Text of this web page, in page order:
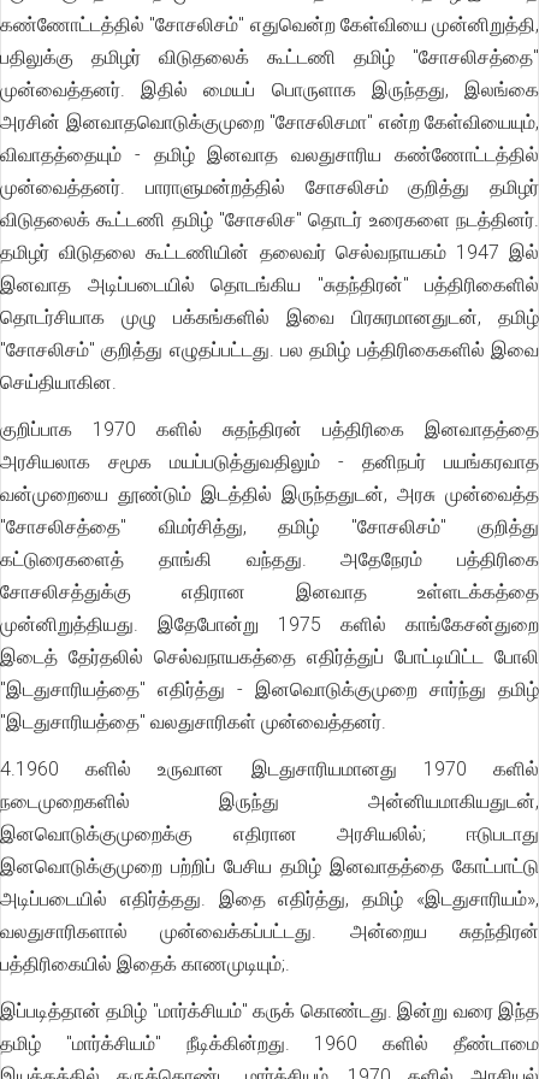
கண்ணோட்டத்தில் "சோசலிசம்" எதுவென்ற கேள்வியை முன்னிறுத்தி,
பதிலுக்கு தமிழர் விடுதலைக் கூட்டணி தமிழ் "சோசலிசத்தை"
முன்வைத்தனர். இதில் மையப் பொருளாக இருந்தது, இலங்கை
அரசின் இனவாதவொடுக்குமுறை "சோசலிசமா" என்ற கேள்வியையும்,
விவாதத்தையும் - தமிழ் இனவாத வலதுசாரிய கண்ணோட்டத்தில்
முன்வைத்தனர். பாராளுமன்றத்தில் சோசலிசம் குறித்து தமிழர்
விடுதலைக் கூட்டணி தமிழ் "சோசலிச" தொடர் உரைகளை நடத்தினர்.
தமிழர் விடுதலை கூட்டணியின் தலைவர் செல்வநாயகம் 1947 இல்
இனவாத அடிப்படையில் தொடங்கிய "சுதந்திரன்" பத்திரிகைளில்
தொடர்சியாக முழு பக்கங்களில் இவை பிரசுரமானதுடன், தமிழ்
"சோசலிசம்" குறித்து எழுதப்பட்டது. பல தமிழ் பத்திரிகைகளில் இவை
செய்தியாகின.
குறிப்பாக 1970 களில் சுதந்திரன் பத்திரிகை இனவாதத்தை
அரசியலாக சமூக மயப்படுத்துவதிலும் - தனிநபர் பயங்கரவாத
வன்முறையை தூண்டும் இடத்தில் இருந்ததுடன், அரசு முன்வைத்த
"சோசலிசத்தை" விமர்சித்து, தமிழ் "சோசலிசம்" குறித்து
கட்டுரைகளைத் தாங்கி வந்தது. அதேநேரம் பத்திரிகை
சோசலிசத்துக்கு எதிரான இனவாத உள்ளடக்கத்தை
முன்னிறுத்தியது. இதேபோன்று 1975 களில் காங்கேசன்துறை
இடைத் தேர்தலில் செல்வநாயகத்தை எதிர்த்துப் போட்டியிட்ட போலி
"இடதுசாரியத்தை" எதிர்த்து - இனவொடுக்குமுறை சார்ந்து தமிழ்
"இடதுசாரியத்தை" வலதுசாரிகள் முன்வைத்தனர்.
4.1960 களில் உருவான இடதுசாரியமானது 1970 களில்
நடைமுறைகளில் இருந்து அன்னியமாகியதுடன்,
இனவொடுக்குமுறைக்கு எதிரான அரசியலில்; ஈடுபடாது
இனவொடுக்குமுறை பற்றிப் பேசிய தமிழ் இனவாதத்தை கோட்பாட்டு
அடிப்படையில் எதிர்த்தது. இதை எதிர்த்து, தமிழ் «இடதுசாரியம்»,
வலதுசாரிகளால் முன்வைக்கப்பட்டது. அன்றைய சுதந்திரன்
பத்திரிகையில் இதைக் காணமுடியும்;.
இப்படித்தான் தமிழ் "மார்க்சியம்" கருக் கொண்டது. இன்று வரை இந்த
தமிழ் "மார்க்சியம்" நீடிக்கின்றது. 1960 களில் தீண்டாமை